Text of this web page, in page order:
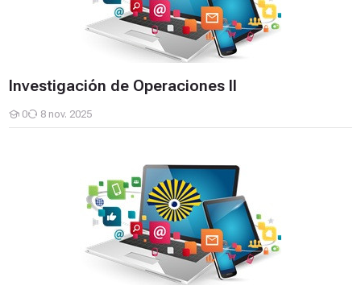
Investigación de Operaciones II
0
Estudiantes
8 nov. 2025
Investigación de Operaciones I